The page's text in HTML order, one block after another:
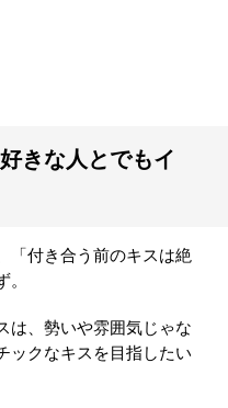
きな人とでもイ
「付き合う前のキスは絶
は、勢いや雰囲気じゃな
ックなキスを目指したい